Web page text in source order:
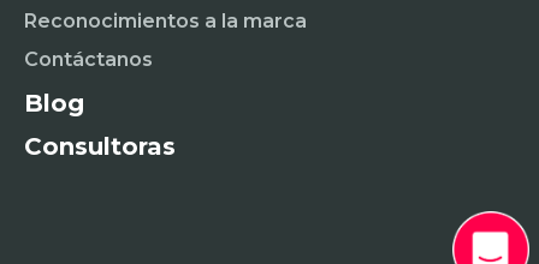
Reconocimientos a la marca
Contáctanos
Blog
Consultoras